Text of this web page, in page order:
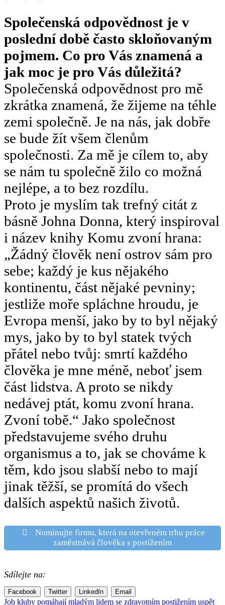
Společenská odpovědnost je v
poslední době často skloňovaným
pojmem. Co pro Vás znamená a
jak moc je pro Vás důležitá?
Společenská odpovědnost pro mě
zkrátka znamená, že žijeme na téhle
zemi společně. Je na nás, jak dobře
se bude žít všem členům
společnosti. Za mě je cílem to, aby
se nám tu společně žilo co možná
nejlépe, a to bez rozdílu.
Proto je myslím tak trefný citát z
básně Johna Donna, který inspiroval
i název knihy Komu zvoní hrana:
„Žádný člověk není ostrov sám pro
sebe; každý je kus nějakého
kontinentu, část nějaké pevniny;
jestliže moře spláchne hroudu, je
Evropa menší, jako by to byl nějaký
mys, jako by to byl statek tvých
přátel nebo tvůj: smrtí každého
člověka je mne méně, neboť jsem
část lidstva. A proto se nikdy
nedávej ptát, komu zvoní hrana.
Zvoní tobě.“ Jako společnost
představujeme svého druhu
organismus a to, jak se chováme k
těm, kdo jsou slabší nebo to mají
jinak těžší, se promítá do všech
dalších aspektů našich životů.
Nominujte firmu, která na otevřeném trhu práce
zaměstnává člověka s postižením
Sdílejte na:
Facebook Twitter LinkedIn Email
Job kluby pomáhají mladým lidem se zdravotním postižením uspět